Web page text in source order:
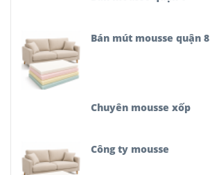
Bán mút mousse quận 8
Chuyên mousse xốp
Công ty mousse